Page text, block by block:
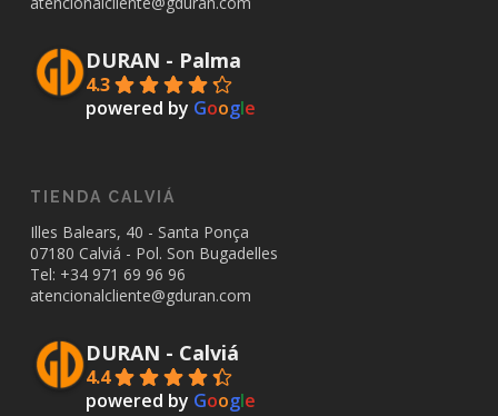
DURAN - Palma
4.3
powered by Google
TIENDA CALVIÁ
Illes Balears, 40 - Santa Ponça
07180 Calviá - Pol. Son Bugadelles
Tel: +34 971 69 96 96
atencionalcliente@gduran.com
DURAN - Calviá
4.4
powered by Google